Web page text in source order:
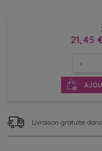
21,45
-
Livraison gratuite